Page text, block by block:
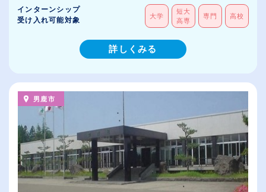
インターンシップ
受け入れ可能対象
大学
短大
高専
専門 高校
詳しくみる
男鹿市